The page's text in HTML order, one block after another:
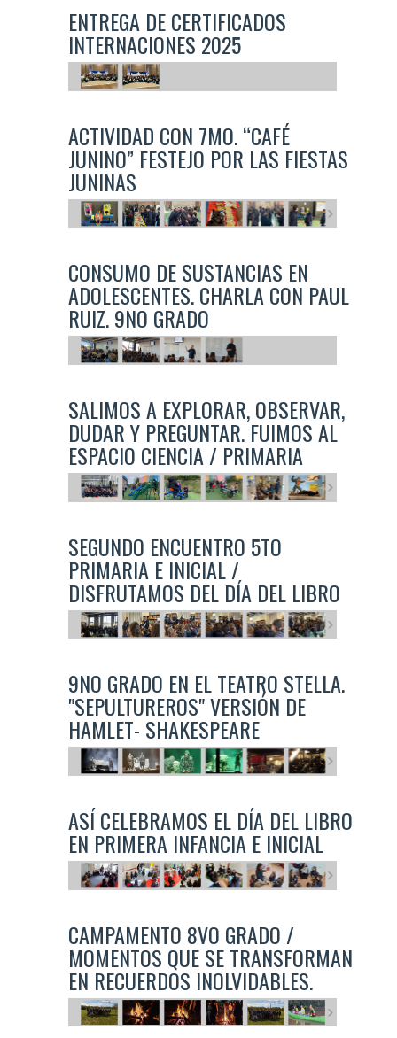
ENTREGA DE CERTIFICADOS
INTERNACIONES 2025
ACTIVIDAD CON 7MO. “CAFÉ
JUNINO” FESTEJO POR LAS FIESTAS
JUNINAS
CONSUMO DE SUSTANCIAS EN
ADOLESCENTES. CHARLA CON PAUL
RUIZ. 9NO GRADO
SALIMOS A EXPLORAR, OBSERVAR,
DUDAR Y PREGUNTAR. FUIMOS AL
ESPACIO CIENCIA / PRIMARIA
SEGUNDO ENCUENTRO 5TO
PRIMARIA E INICIAL /
DISFRUTAMOS DEL DÍA DEL LIBRO
9NO GRADO EN EL TEATRO STELLA.
"SEPULTUREROS" VERSIÓN DE
HAMLET- SHAKESPEARE
ASÍ CELEBRAMOS EL DÍA DEL LIBRO
EN PRIMERA INFANCIA E INICIAL
CAMPAMENTO 8VO GRADO /
MOMENTOS QUE SE TRANSFORMAN
EN RECUERDOS INOLVIDABLES.